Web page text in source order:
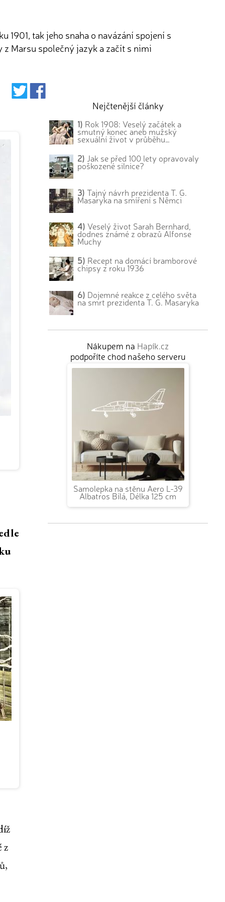
1901, tak jeho snaha o navázání spojení s
Marsu společný jazyk a začít s nimi
z
Nejčtenější články
1) Rok 1908: Veselý začátek a
smutný konec aneb mužský
sexuální život v průběhu…
2) Jak se před 100 lety opravovaly
poškozené silnice?
3) Tajný návrh prezidenta T. G.
Masaryka na smíření s Němci
4) Veselý život Sarah Bernhard,
dodnes známé z obrazů Alfonse
Muchy
5) Recept na domácí bramborové
chipsy z roku 1936
6) Dojemné reakce z celého světa
na smrt prezidenta T. G. Masaryka
Nákupem na Hapík.cz
podpoříte chod našeho serveru
Samolepka na stěnu Aero L-39
Albatros Bílá, Délka 125 cm